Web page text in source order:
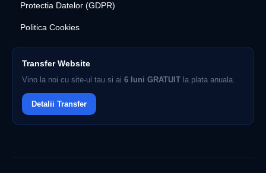
Protectia Datelor (GDPR)
Politica Cookies
Transfer Website
Vino la noi cu site-ul tau si ai 6 luni GRATUIT la plata anuala.
Detalii Transfer